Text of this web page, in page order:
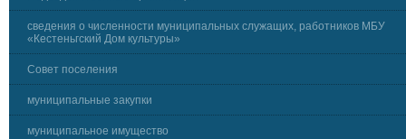
сведения о численности муниципальных служащих, работников МБУ
«Кестеньгский Дом культуры»
Совет поселения
муниципальные закупки
муниципальное имущество